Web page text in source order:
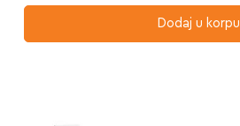
Dodaj u korpu